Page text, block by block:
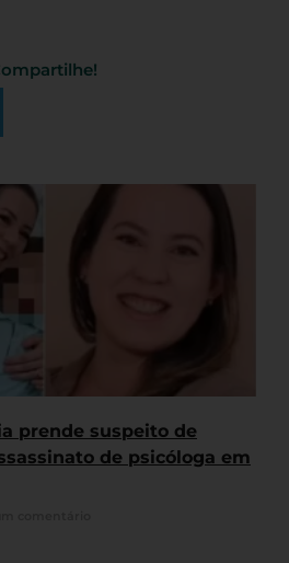
prende suspeito de
de psicóloga em